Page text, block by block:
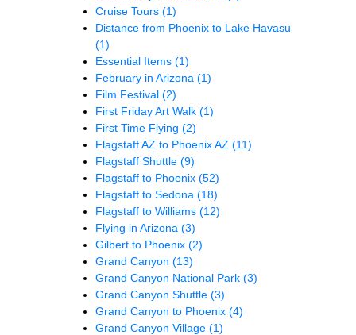
Cruise Tours (1)
Distance from Phoenix to Lake Havasu
(1)
Essential Items (1)
February in Arizona (1)
Film Festival (2)
First Friday Art Walk (1)
First Time Flying (2)
Flagstaff AZ to Phoenix AZ (11)
Flagstaff Shuttle (9)
Flagstaff to Phoenix (52)
Flagstaff to Sedona (18)
Flagstaff to Williams (12)
Flying in Arizona (3)
Gilbert to Phoenix (2)
Grand Canyon (13)
Grand Canyon National Park (3)
Grand Canyon Shuttle (3)
Grand Canyon to Phoenix (4)
Grand Canyon Village (1)